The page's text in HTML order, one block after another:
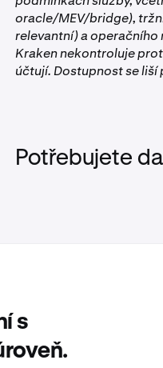
oracle/MEV/bridge),
relevantní) a
Kraken nekontroluje
účtují. Dostupnost se liší
Potřebujete
s